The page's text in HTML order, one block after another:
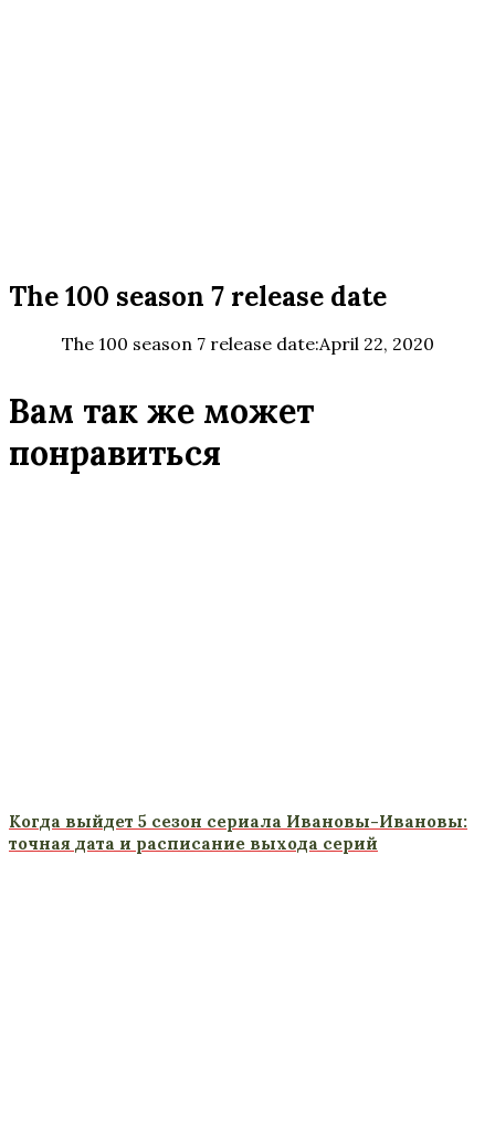
The 100 season 7 release date
The 100 season 7 release date:April 22, 2020
Вам так же может
понравиться
Когда выйдет 5 сезон сериала Ивановы-Ивановы:
точная дата и расписание выхода серий